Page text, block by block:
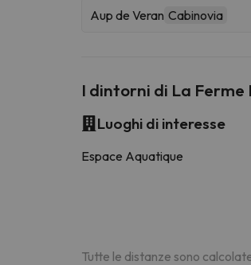
Aup de Veran Cabinovia
I dintorni di La
Luoghi di interesse
Espace Aquatique
Tutte le distanze sono